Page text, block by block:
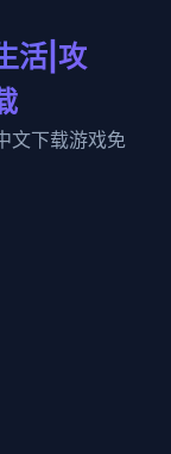
活|攻
文下载游戏免